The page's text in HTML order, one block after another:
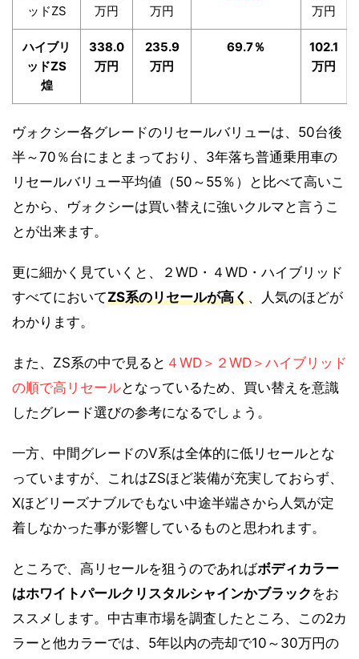
ッドZS
万円
万円
万円
ハイブリ
ッドZS
煌
338.0
万円
235.9
万円
69.7％
102.1
万円
ヴォクシー各グレードのリセールバリューは、50台後
半～70％台にまとまっており、3年落ち普通乗用車の
リセールバリュー平均値（50～55％）と比べて高いこ
とから、ヴォクシーは買い替えに強いクルマと言うこ
とが出来ます。
更に細かく見ていくと、２WD・４WD・ハイブリッド
すべてにおいてZS系のリセールが高く、人気のほどが
わかります。
また、ZS系の中で見ると ４WD＞２WD＞ハイブリッド
の順で高リセールとなっているため、買い替えを意識
したグレード選びの参考になるでしょう。
一方、中間グレードのV系は全体的に低リセールとな
っていますが、これはZSほど装備が充実しておらず、
Xほどリーズナブルでもない中途半端さから人気が定
着しなかった事が影響しているものと思われます。
ところで、高リセールを狙うのであればボディカラー
はホワイトパールクリスタルシャインかブラック をお
ススメします。中古車市場を調査したところ、この2カ
ラーと他カラーでは、5年以内の売却で10～30万円の